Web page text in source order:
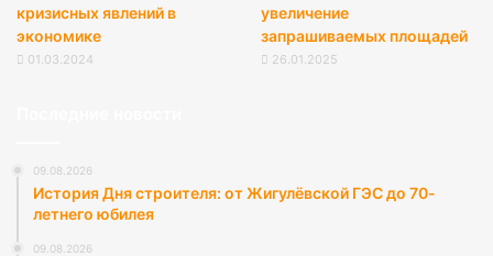
кризисных явлений в
экономике
01.03.2024
увеличение
запрашиваемых площадей
26.01.2025
09.08.2026
История Дня строителя: от Жигулёвской ГЭС до 70-
летнего юбилея
09.08.2026